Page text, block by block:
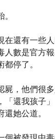
還有一些
數是官方
停了。
，他們很
還我孩子
她公道。